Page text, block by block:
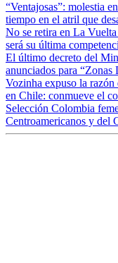
“Ventajosas”: molestia
tiempo en el atril que
No se retira en La
será su última
El último decreto del
anunciados para “Zonas
Vozinha expuso la
en Chile: conmueve el
Selección Colombia
Centroamericanos y del